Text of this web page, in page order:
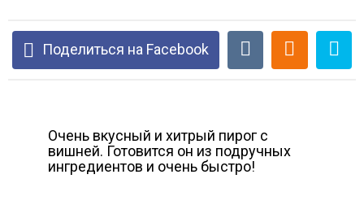
Поделиться на Facebook
Очень вкусный и хитрый пирог с
вишней. Готовится он из подручных
ингредиентов и очень быстро!